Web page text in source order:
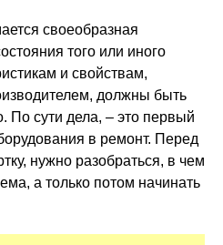
своеобразная
того или иного
и свойствам,
должны быть
По сути дела, – это первый
в ремонт. Перед
нужно разобраться, в чем
а только потом начинать